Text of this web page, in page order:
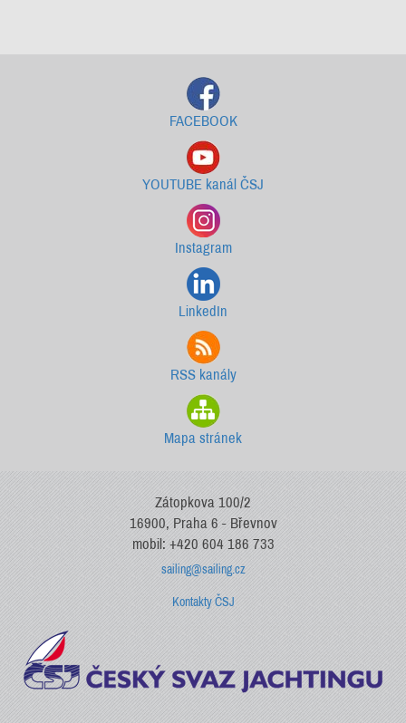
FACEBOOK
YOUTUBE kanál ČSJ
Instagram
LinkedIn
RSS kanály
Mapa stránek
Zátopkova 100/2
16900, Praha 6 - Břevnov
mobil: +420 604 186 733
sailing@sailing.cz
Kontakty ČSJ